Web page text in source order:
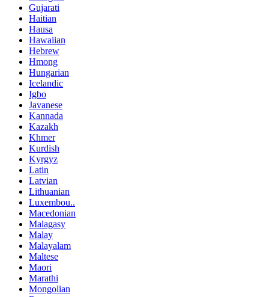
Gujarati
Haitian
Hausa
Hawaiian
Hebrew
Hmong
Hungarian
Icelandic
Igbo
Javanese
Kannada
Kazakh
Khmer
Kurdish
Kyrgyz
Latin
Latvian
Lithuanian
Luxembou..
Macedonian
Malagasy
Malay
Malayalam
Maltese
Maori
Marathi
Mongolian